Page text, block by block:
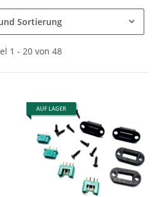
Sortierung
1 - 20 von 48
AUF LAGER